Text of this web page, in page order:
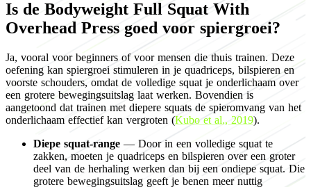
Is de Bodyweight Full Squat With
Overhead Press goed voor spiergroei?
Ja, vooral voor beginners of voor mensen die thuis trainen. Deze
oefening kan spiergroei stimuleren in je quadriceps, bilspieren en
voorste schouders, omdat de volledige squat je onderlichaam over
een grotere bewegingsuitslag laat werken. Bovendien is
aangetoond dat trainen met diepere squats de spieromvang van het
onderlichaam effectief kan vergroten (Kubo et al., 2019).
Diepe squat-range — Door in een volledige squat te
zakken, moeten je quadriceps en bilspieren over een groter
deel van de herhaling werken dan bij een ondiepe squat. Die
grotere bewegingsuitslag geeft je benen meer nuttig